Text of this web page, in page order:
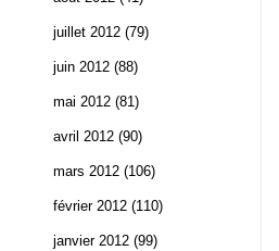
juillet 2012 (79)
juin 2012 (88)
mai 2012 (81)
avril 2012 (90)
mars 2012 (106)
février 2012 (110)
janvier 2012 (99)